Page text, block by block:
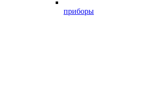
приборы